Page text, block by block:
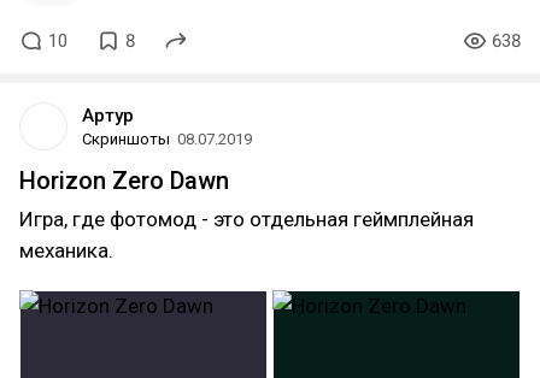
10 8 638
Артур
Скриншоты 08.07.2019
Horizon Zero Dawn
Игра, где фотомод - это отдельная геймплейная
механика.